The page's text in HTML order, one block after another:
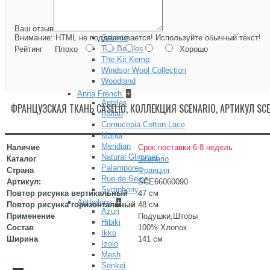
Salento
The Beatles
The Kit Kemp
Windsor Wool Collection
Woodland
Anna French +
Antilles
Ballad
Cornucopia Cotton Lace
Manor
Meridian
Natural Glimmer
Palampore
Rue de Seine
Symphony
Anthology +
Azuri
Hibiki
Ikko
Izolo
Mesh
Senkei
Ваш отзыв
Внимание: HTML не поддерживается! Используйте обычный текст!
Рейтинг Плохо Хорошо
ФРАНЦУЗСКАЯ ТКАНЬ CASELIO, КОЛЛЕКЦИЯ SCENARIO, АРТИКУЛ
Наличие
Срок поставки 6-8 недель
Каталог
Scenario
Страна
Франция
Артикул:
SCE66060090
Повтор рисунка вертикальный
47 см
Повтор рисунка горизонтальный 48 см
Применение
Подушки,Шторы
Состав
100% Хлопок
Ширина
141 см